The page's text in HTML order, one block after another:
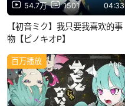
54.7万 1501 04:33
【初音ミク】我只要我喜欢的事
物【ピノキオP】
百万播放 App